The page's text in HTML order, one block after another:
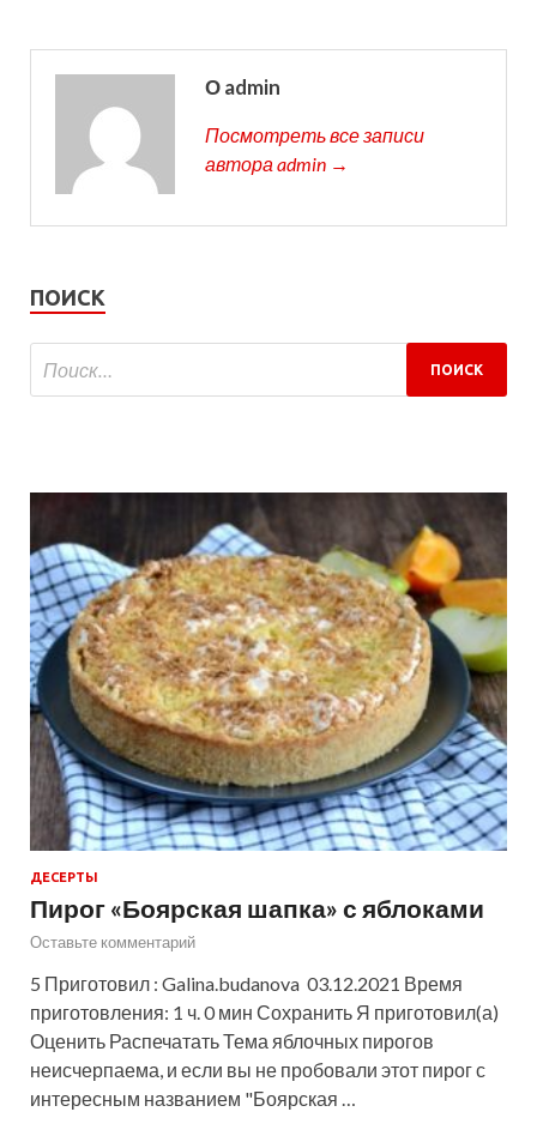
О admin
Посмотреть все записи
автора admin →
ПОИСК
ДЕСЕРТЫ
Пирог «Боярская шапка» с яблоками
Оставьте комментарий
5 Приготовил : Galina.budanova 03.12.2021 Время
приготовления: 1 ч. 0 мин Сохранить Я приготовил(а)
Оценить Распечатать Тема яблочных пирогов
неисчерпаема, и если вы не пробовали этот пирог с
интересным названием "Боярская …